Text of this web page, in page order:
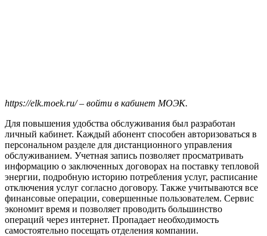
https://elk.moek.ru/ – войти в кабинет МОЭК.
Для повышения удобства обслуживания был разработан
личный кабинет. Каждый абонент способен авторизоваться в
персональном разделе для дистанционного управления
обслуживанием. Учетная запись позволяет просматривать
информацию о заключенных договорах на поставку тепловой
энергии, подробную историю потребления услуг, расписание
отключения услуг согласно договору. Также учитываются все
финансовые операции, совершенные пользователем. Сервис
экономит время и позволяет проводить большинство
операций через интернет. Пропадает необходимость
самостоятельно посещать отделения компании.